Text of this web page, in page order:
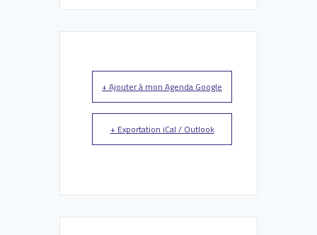
+ Ajouter à mon Agenda Google
+ Exportation iCal / Outlook